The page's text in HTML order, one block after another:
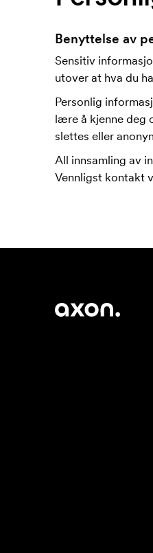
Benyttelse av
Sensitiv
utover at hva du
Personlig
lære å kjenne deg
slettes eller
All innsamling av
Vennligst kontakt